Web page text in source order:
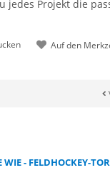
jedes Projekt die
- FELDHOCKEY-